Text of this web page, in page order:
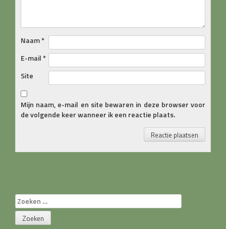
Naam*
E-mail *
Site
Mijn naam, e-mail en site bewaren in deze browser voor
de volgende keer wanneer ik een reactie plaats.
Zoeken
naar: